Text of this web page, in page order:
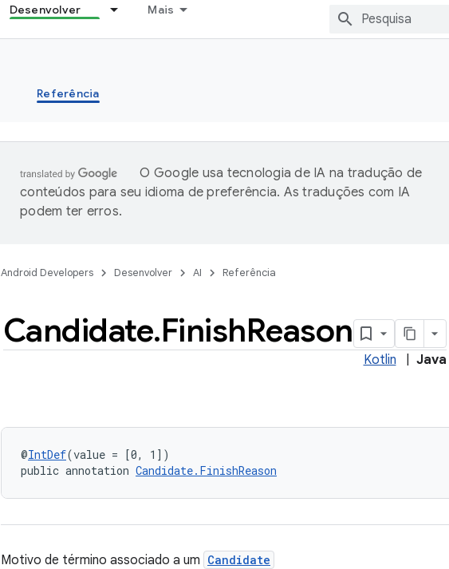
Desenvolver Mais
Referência
O Google usa tecnologia de IA na tradução de
conteúdos para seu idioma de preferência. As traduções com IA
podem ter erros.
Android Developers Desenvolver AI Referência
Candidate.FinishReason
Kotlin Java
@IntDef(value = [0, 1])
public annotation Candidate.FinishReason
Motivo de término associado a um Candidate